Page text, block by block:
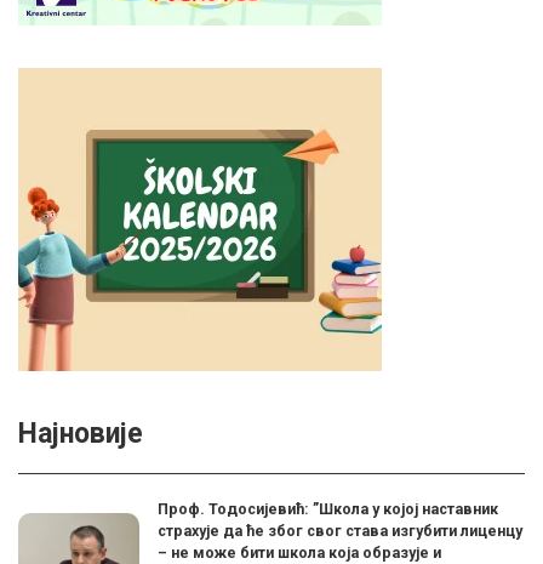
Најновије
Проф. Тодосијевић: ”Школа у којој наставник
страхује да ће због свог става изгубити лиценцу
– не може бити школа која образује и